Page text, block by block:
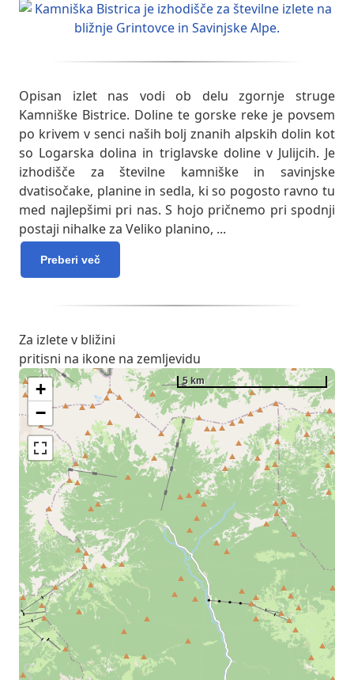
Opisan izlet nas vodi ob delu zgornje struge
Kamniške Bistrice. Doline te gorske reke je povsem
po krivem v senci naših bolj znanih alpskih dolin kot
so Logarska dolina in triglavske doline v Julijcih. Je
izhodišče za številne kamniške in savinjske
dvatisočake, planine in sedla, ki so pogosto ravno tu
med najlepšimi pri nas. S hojo pričnemo pri spodnji
postaji nihalke za Veliko planino, ...
Preberi več
Za izlete v bližini
pritisni na ikone na zemljevidu
+
−
5 km